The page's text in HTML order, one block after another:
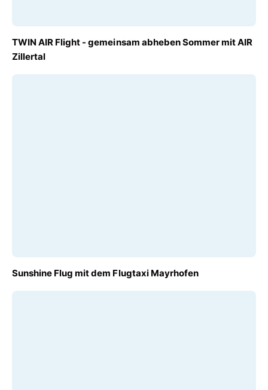
€ 310,00
TWIN AIR Flight - gemeinsam abheben Sommer mit AIR
Zillertal
€ 120,00
Sunshine Flug mit dem Flugtaxi Mayrhofen